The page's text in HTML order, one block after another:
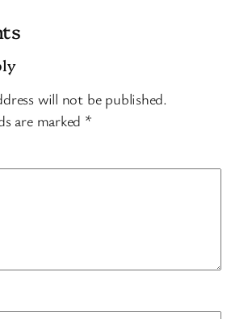
will not be published.
are marked *